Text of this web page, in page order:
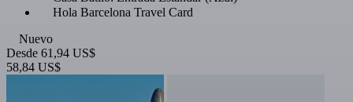
Hola Barcelona Travel Card
Nuevo
Desde 61,94 US$
58,84 US$